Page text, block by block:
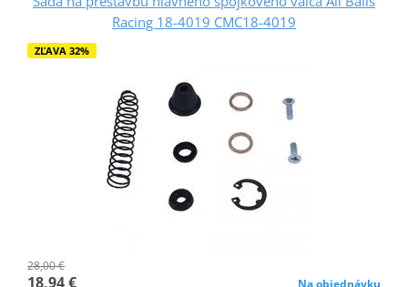
Racing 18-4019 CMC18-4019
ZĽAVA 32%
28,00 €
18,94 € Na objednávku